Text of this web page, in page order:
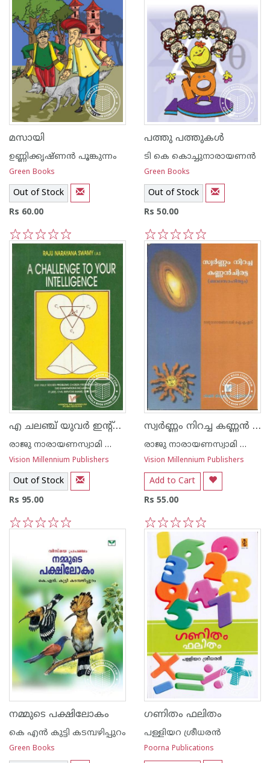
മസായി
ഉണ്ണിക്കൃഷ്ണന്‍ പൂങ്കുന്നം
Green Books
Out of Stock
Rs 60.00
5
4
3
2
1
പത്തു പത്തുകള്‍
ടി കെ കൊച്ചുനാരായണന്‍
Green Books
Out of Stock
Rs 50.00
5
4
3
2
1
എ ചലഞ്ച് യുവര്‍ ഇന്റ്റെല്ലിജെ‌ന്‍സ്
രാജു നാരായണസ്വാമി ഐ എ എസ്
Vision Millennium Publishers
Out of Stock
Rs 95.00
സ്വര്‍ണ്ണം നിറച്ച കണ്ണ‌ന്‍ ചിരട്ട
രാജു നാരായണസ്വാമി ഐ എ എസ്
Vision Millennium Publishers
Add to Cart
Rs 55.00
3
2
നമ്മുടെ പക്ഷിലോകം
കെ എ‌ന്‍ കുട്ടി കടമ്പഴിപ്പുറം
Green Books
ഗണിതം ഫലിതം
പള്ളിയറ ശ്രീധര‌ന്‍
Poorna Publications